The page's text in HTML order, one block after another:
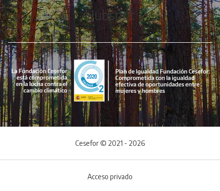
Hubspot
Cesefor © 2021 - 2026
Acceso privado